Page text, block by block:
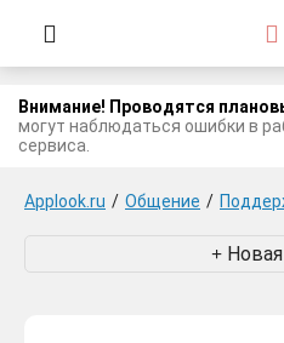
Внимание! Проводятся
могут наблюдаться ошибки в
сервиса.
Applook.ru / Общение /